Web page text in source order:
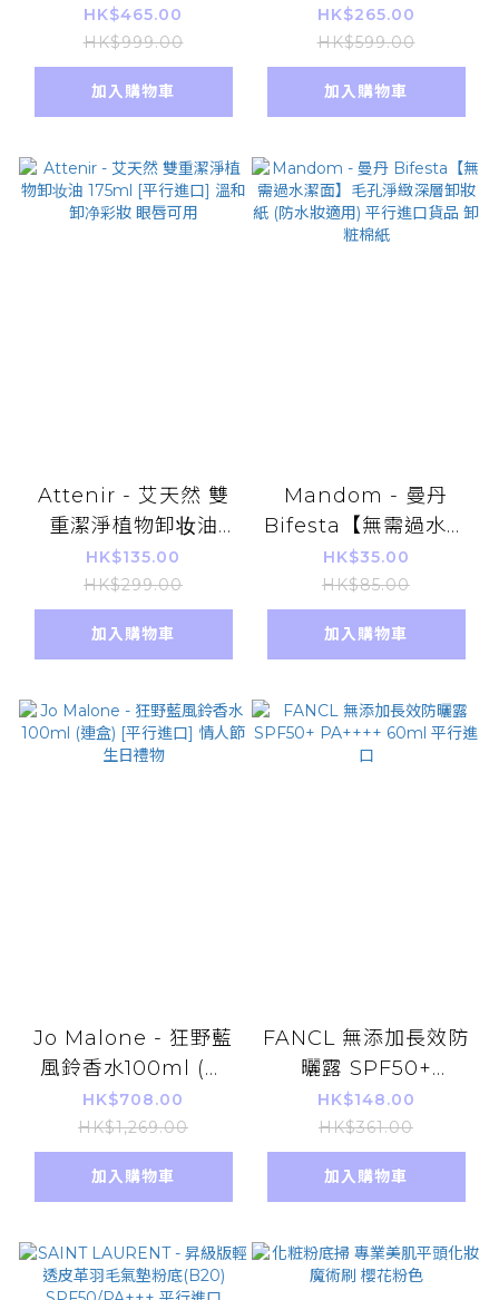
肌膚之鑰 全效修護細
胞防曬乳霜 SPF 50+
PA++++ 50g [平行進
口]
HK$465.00
HK$999.00
加入購物車
高清柔霧粉餅 11G
1N00 Alabaster（平
行進口）
HK$265.00
HK$599.00
加入購物車
Attenir - 艾天然 雙
重潔淨植物卸妆油
175ml [平行進口] 溫
和卸净彩妝 眼唇可用
HK$135.00
HK$299.00
加入購物車
Mandom - 曼丹
Bifesta【無需過水潔
面】毛孔淨緻深層卸妝
紙 (防水妝適用) 平行
進口貨品 卸粧棉紙
HK$35.00
HK$85.00
加入購物車
Jo Malone - 狂野藍
風鈴香水100ml (連
盒) [平行進口] 情人節
生日禮物
HK$708.00
HK$1,269.00
加入購物車
FANCL 無添加長效防
曬露 SPF50+
PA++++ 60ml 平行
進口
HK$148.00
HK$361.00
加入購物車